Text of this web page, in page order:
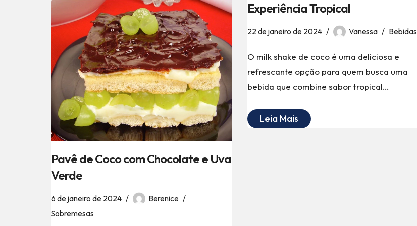
Experiência Tropical
22 de janeiro de 2024 Vanessa Bebidas
O milk shake de coco é uma deliciosa e
refrescante opção para quem busca uma
bebida que combine sabor tropical…
Leia Mais
Pavê de Coco com Chocolate e Uva
Verde
6 de janeiro de 2024
Berenice
Sobremesas